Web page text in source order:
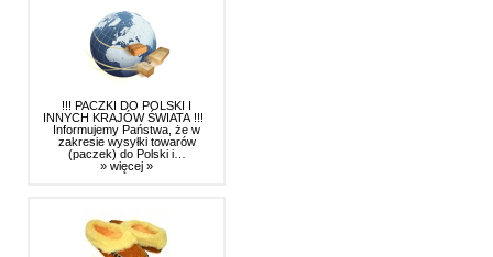
!!! PACZKI DO POLSKI I
INNYCH KRAJÓW ŚWIATA !!!
Informujemy Państwa, że w
zakresie wysyłki towarów
(paczek) do Polski i…
» więcej »